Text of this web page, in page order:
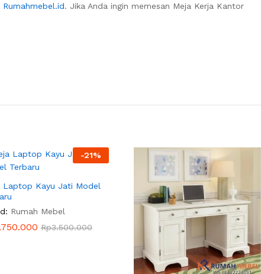
Rumahmebel.id. Jika Anda ingin memesan Meja Kerja Kantor
-21%
Laptop Kayu Jati Model
Rumah Mebel
Rp3.500.000